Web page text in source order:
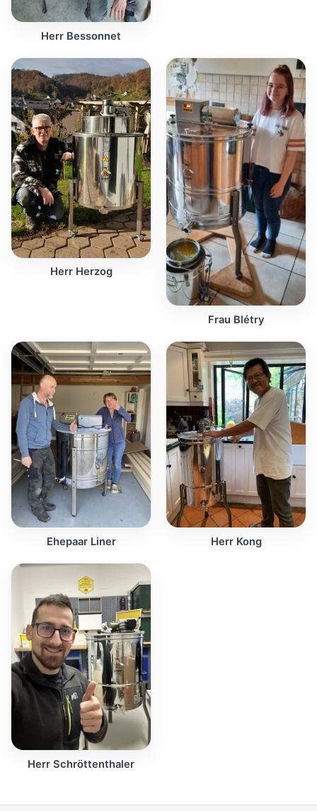
Herr Bessonnet
Herr Herzog
Frau Blétry
Ehepaar Liner Herr Kong
Herr Schröttenthaler